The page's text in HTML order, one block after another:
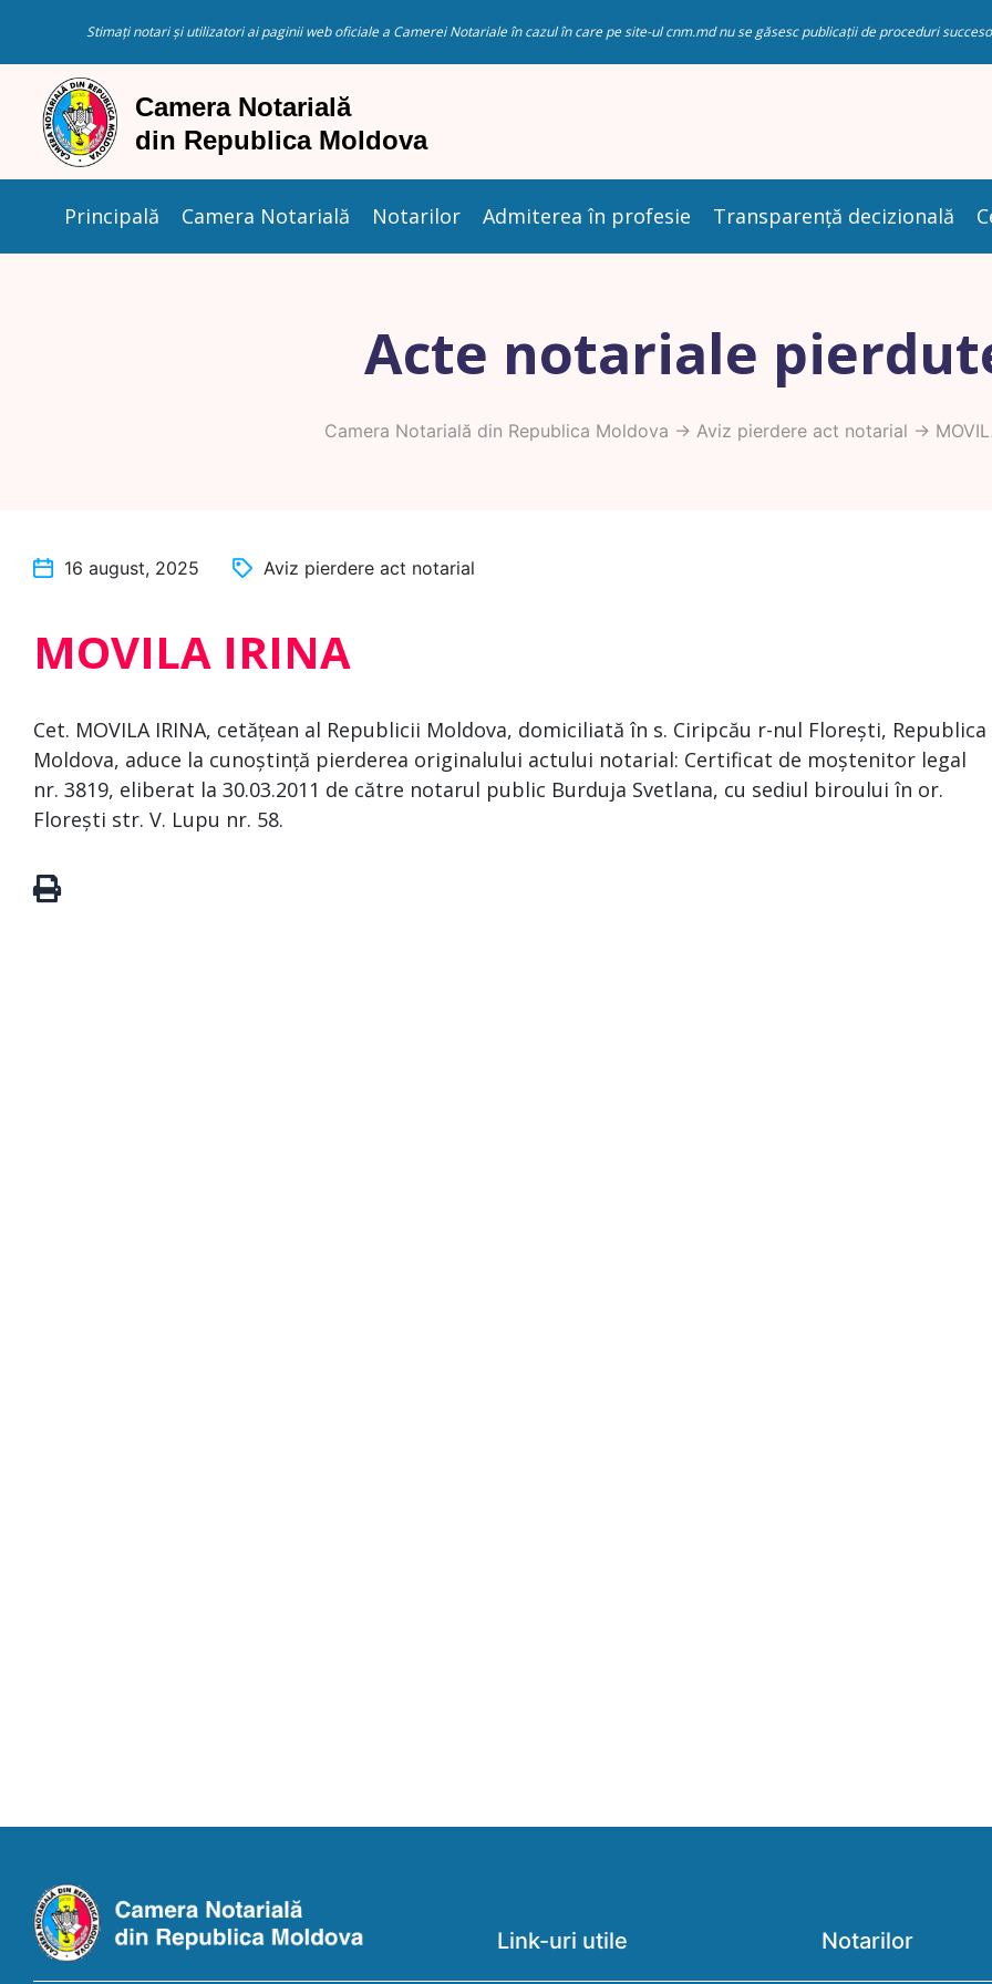
Stimați notari și utilizatori ai paginii web oficiale a Camerei Notariale în cazul în care pe site-ul cnm.md nu se găsesc publicații de proceduri
Principală Camera Notarială Notarilor Admiterea în profesie Transparență decizională
Acte notariale
Camera Notarială din Republica Moldova -> Aviz pierdere act notarial ->
16 august, 2025 Aviz pierdere act notarial
MOVILA IRINA
Cet. MOVILA IRINA, cetățean al Republicii Moldova, domiciliată în s. Ciripcău r-nul Florești, Republica
Moldova, aduce la cunoștință pierderea originalului actului notarial: Certificat de moștenitor legal
nr. 3819, eliberat la 30.03.2011 de către notarul public Burduja Svetlana, cu sediul biroului în or.
Florești str. V. Lupu nr. 58.
Link-uri utile Notarilor